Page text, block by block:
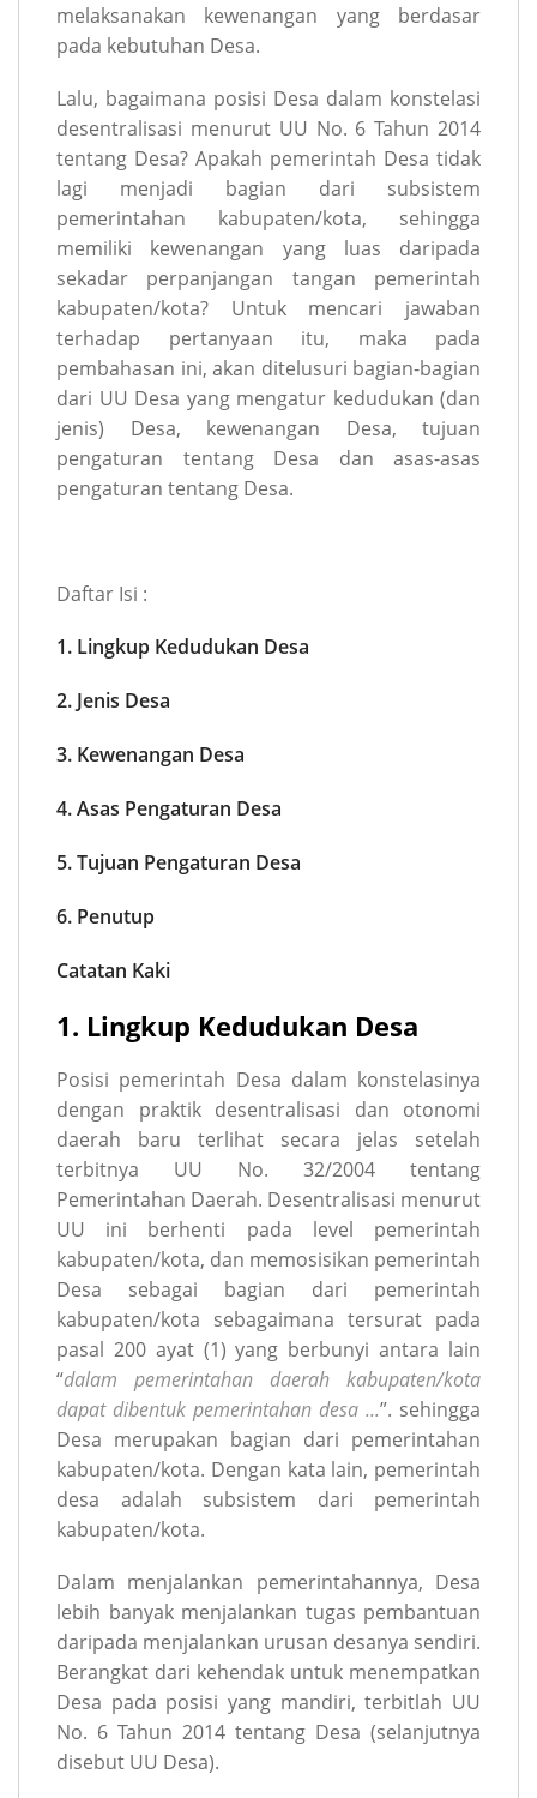
melaksanakan kewenangan yang berdasar
pada kebutuhan Desa.
Lalu, bagaimana posisi Desa dalam konstelasi
desentralisasi menurut UU No. 6 Tahun 2014
tentang Desa? Apakah pemerintah Desa tidak
lagi menjadi bagian dari subsistem
pemerintahan kabupaten/kota, sehingga
memiliki kewenangan yang luas daripada
sekadar perpanjangan tangan pemerintah
kabupaten/kota? Untuk mencari jawaban
terhadap pertanyaan itu, maka pada
pembahasan ini, akan ditelusuri bagian-bagian
dari UU Desa yang mengatur kedudukan (dan
jenis) Desa, kewenangan Desa, tujuan
pengaturan tentang Desa dan asas-asas
pengaturan tentang Desa.
Daftar Isi :
1. Lingkup Kedudukan Desa
2. Jenis Desa
3. Kewenangan Desa
4. Asas Pengaturan Desa
5. Tujuan Pengaturan Desa
6. Penutup
Catatan Kaki
1. Lingkup Kedudukan Desa
Posisi pemerintah Desa dalam konstelasinya
dengan praktik desentralisasi dan otonomi
daerah baru terlihat secara jelas setelah
terbitnya UU No. 32/2004 tentang
Pemerintahan Daerah. Desentralisasi menurut
UU ini berhenti pada level pemerintah
kabupaten/kota, dan memosisikan pemerintah
Desa sebagai bagian dari pemerintah
kabupaten/kota sebagaimana tersurat pada
pasal 200 ayat (1) yang berbunyi antara lain
“dalam pemerintahan daerah kabupaten/kota
dapat dibentuk pemerintahan desa ...”. sehingga
Desa merupakan bagian dari pemerintahan
kabupaten/kota. Dengan kata lain, pemerintah
desa adalah subsistem dari pemerintah
kabupaten/kota.
Dalam menjalankan pemerintahannya, Desa
lebih banyak menjalankan tugas pembantuan
daripada menjalankan urusan desanya sendiri.
Berangkat dari kehendak untuk menempatkan
Desa pada posisi yang mandiri, terbitlah UU
No. 6 Tahun 2014 tentang Desa (selanjutnya
disebut UU Desa).